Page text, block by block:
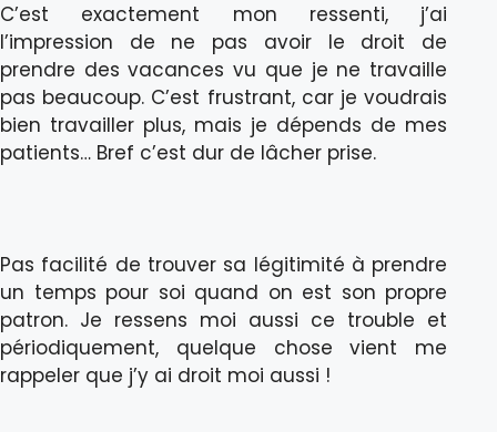
C’est exactement mon ressenti, j’ai
l’impression de ne pas avoir le droit de
prendre des vacances vu que je ne travaille
pas beaucoup. C’est frustrant, car je voudrais
bien travailler plus, mais je dépends de mes
patients… Bref c’est dur de lâcher prise.
Pas facilité de trouver sa légitimité à prendre
un temps pour soi quand on est son propre
patron. Je ressens moi aussi ce trouble et
périodiquement, quelque chose vient me
rappeler que j’y ai droit moi aussi !